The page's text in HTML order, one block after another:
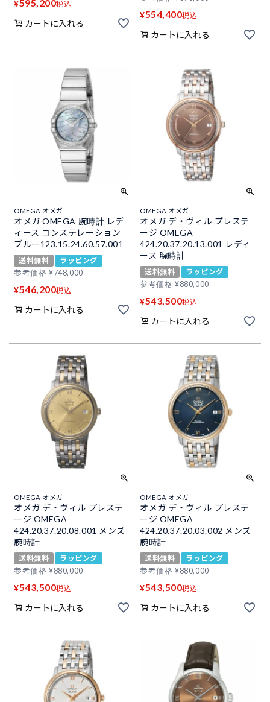
¥595,200税込
カートに入れる
¥554,400税込
カートに入れる
OMEGA オメガ
オメガ OMEGA 腕時計 レデ
ィース コンステレーション
ブルー123.15.24.60.57.001
送料無料
ラッピング
参考価格 ¥748,000
¥546,200税込
カートに入れる
OMEGA オメガ
オメガ デ・ヴィル プレステ
ージ OMEGA
424.20.37.20.13.001 レディ
ース 腕時計
送料無料
ラッピング
参考価格 ¥880,000
¥543,500税込
カートに入れる
OMEGA オメガ
オメガ デ・ヴィル プレステ
ージ OMEGA
424.20.37.20.08.001 メンズ
腕時計
送料無料
ラッピング
参考価格 ¥880,000
¥543,500税込
カートに入れる
OMEGA オメガ
オメガ デ・ヴィル プレステ
ージ OMEGA
424.20.37.20.03.002 メンズ
腕時計
送料無料
ラッピング
参考価格 ¥880,000
¥543,500税込
カートに入れる